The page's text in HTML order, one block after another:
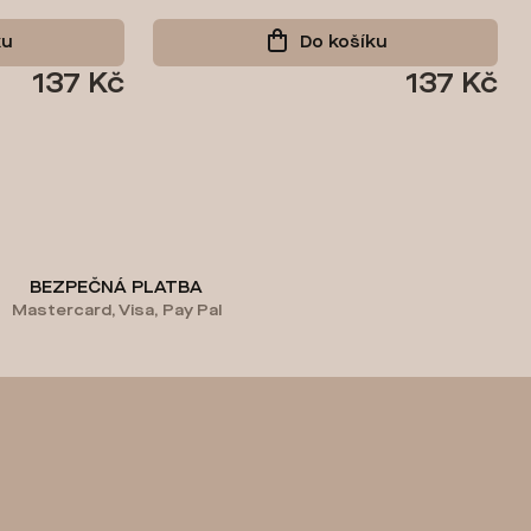
137 Kč 137 Kč
Do košíku
BEZPEČNÁ PLATBA
Mastercard, Visa, Pay Pal